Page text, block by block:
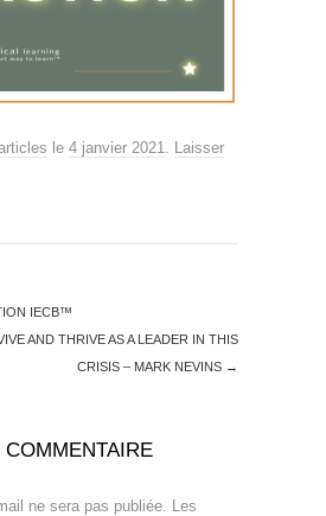
le 4 janvier 2021
Laisser
IECB™
AND THRIVE AS A LEADER IN THIS
CRISIS – MARK NEVINS →
ne sera pas publiée.
Les